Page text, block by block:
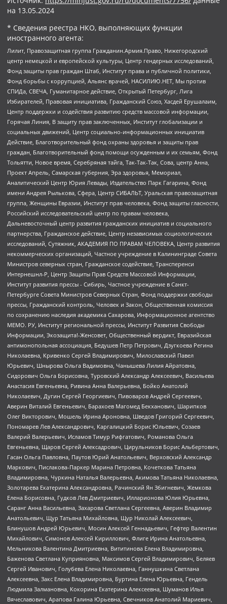
на 13.05.2024
* Сведения реестра НКО, выполняющих функции
иностранного агента:
Лилит, Правозащитная группа Гражданин.Армия.Право, Нижегородский
центр немецкой и европейской культуры, Центр гендерных исследований,
Фонд защиты прав граждан Штаб, Институт права и публичной политики,
Фонд борьбы с коррупцией, Альянс врачей, НАСИЛИЮ.НЕТ, Мы против
СПИДа, СВЕЧА, Гуманитарное действие, Открытый Петербург, Лига
Избирателей, Правовая инициатива, Гражданский Союз, Хасдей Ерушалаим,
Центр поддержки и содействия развитию средств массовой информации,
Горячая Линия, В защиту прав заключенных, Институт глобализации и
социальных движений, Центр социально-информационных инициатив
Действие, Благотворительный фонд охраны здоровья и защиты прав
граждан, Благотворительный фонд помощи осужденным и их семьям, Фонд
Тольятти, Новое время, Серебряная тайга, Так-Так-Так, Сова, центр Анна,
Проект Апрель, Самарская губерния, Эра здоровья, Мемориал,
Аналитический Центр Юрия Левады, Издательство Парк Гагарина, Фонд
имени Андрея Рылькова, Сфера, Центр СИБАЛЬТ, Уральская правозащитная
группа, Женщины Евразии, Институт прав человека, Фонд защиты гласности,
Российский исследовательский центр по правам человека,
Дальневосточный центр развития гражданских инициатив и социального
партнерства, Гражданское действие, Центр независимых социологических
исследований, Сутяжник, АКАДЕМИЯ ПО ПРАВАМ ЧЕЛОВЕКА, Центр развития
некоммерческих организаций, Частное учреждение в Калининграде Совета
Министров северных стран, Гражданское содействие, Трансперенси
Интернешнл-Р, Центр Защиты Прав Средств Массовой Информации,
Институт развития прессы - Сибирь, Частное учреждение в Санкт-
Петербурге Совета Министров Северных Стран, Фонд поддержки свободы
прессы, Гражданский контроль, Человек и Закон, Общественная комиссия
по сохранению наследия академика Сахарова, Информационное агентство
МЕМО. РУ, Институт региональной прессы, Институт Развития Свободы
Информации, Экозащита!-Женсовет, Общественный вердикт, Евразийская
антимонопольная ассоциация, Бедушев Петр Петрович, Дзугкоева Регина
Николаевна, Кривенко Сергей Владимирович, Милославский Павел
Юрьевич, Шнырова Ольга Вадимовна, Чанышева Лилия Айратовна,
Сидорович Ольга Борисовна, Туровский Александр Алексеевич, Васильева
Анастасия Евгеньевна, Ривина Анна Валерьевна, Бойко Анатолий
Николаевич, Дугин Сергей Георгиевич, Пивоваров Андрей Сергеевич,
Аверин Виталий Евгеньевич, Барахоев Магомед Бекханович, Шарипков
Олег Викторович, Мошель Ирина Ароновна, Шведов Григорий Сергеевич,
Пономарев Лев Александрович, Каргалицкий Борис Юльевич, Созаев
Валерий Валерьевич, Исламов Тимур Рифгатович, Романова Ольга
Евгеньевна, Щаров Сергей Алексадрович, Цирульников Борис Альбертович,
Гасан Ольга Павловна, Паутов Юрий Анатольевич, Верховский Александр
Маркович, Пислакова-Паркер Марина Петровна, Кочеткова Татьяна
Владимировна, Чуркина Наталья Валерьевна, Акимова Татьяна Николаевна,
Золотарева Екатерина Александровна, Рачинский Ян Збигневич, Жемкова
Елена Борисовна, Гудков Лев Дмитриевич, Илларионова Юлия Юрьевна,
Саранг Анна Васильевна, Захарова Светлана Сергеевна, Аверин Владимир
Анатольевич, Щур Татьяна Михайловна, Щур Николай Алексеевич,
Блинушов Андрей Юрьевич, Мосин Алексей Геннадьевич, Гефтер Валентин
Михайлович, Симонов Алексей Кириллович, Флиге Ирина Анатольевна,
Мельникова Валентина Дмитриевна, Вититинова Елена Владимировна,
Баженова Светлана Куприяновна, Максимов Сергей Владимирович, Беляев
Сергей Иванович, Голубева Елена Николаевна, Ганнушкина Светлана
Алексеевна, Закс Елена Владимировна, Буртина Елена Юрьевна, Гендель
Людмила Залмановна, Кокорина Екатерина Алексеевна, Шуманов Илья
Вячеславович, Арапова Галина Юрьевна, Свечников Анатолий Мариевич,